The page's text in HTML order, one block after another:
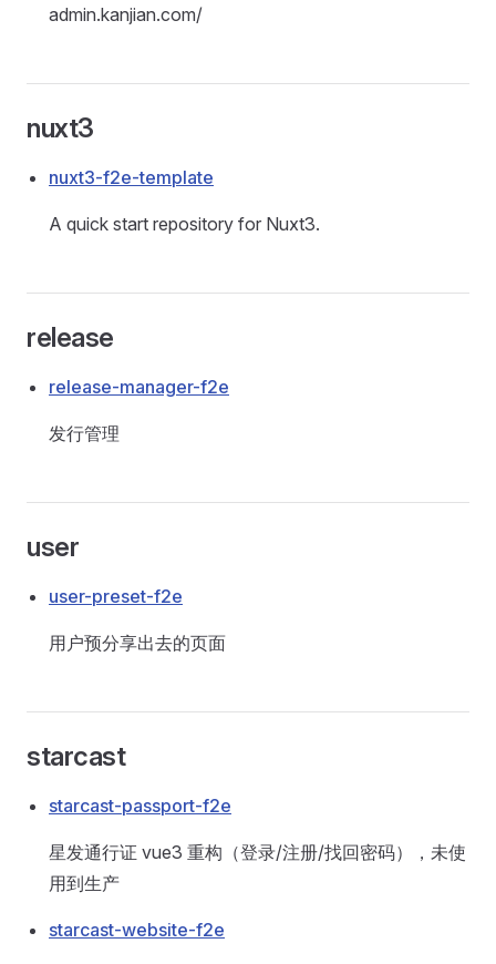
admin.kanjian.com/
nuxt3
nuxt3-f2e-template
A quick start repository for Nuxt3.
release
release-manager-f2e
发行管理
user
user-preset-f2e
用户预分享出去的页面
starcast
starcast-passport-f2e
星发通行证 vue3 重构（登录/注册/找回密码），未使
用到生产
starcast-website-f2e